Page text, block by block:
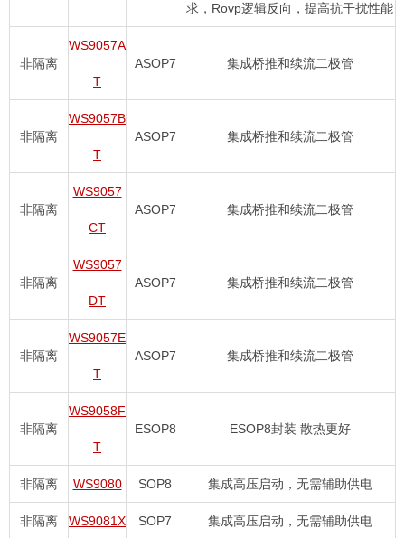
求，Rovp逻辑反向，提高抗干扰性能
非隔离
WS9057A
T
ASOP7 集成桥推和续流二极管
非隔离
WS9057B
T
ASOP7 集成桥推和续流二极管
非隔离
WS9057
CT
ASOP7 集成桥推和续流二极管
非隔离
WS9057
DT
ASOP7 集成桥推和续流二极管
非隔离
WS9057E
T
ASOP7 集成桥推和续流二极管
非隔离
WS9058F
T
ESOP8 ESOP8封装 散热更好
非隔离 WS9080 SOP8 集成高压启动，无需辅助供电
非隔离 WS9081X SOP7 集成高压启动，无需辅助供电